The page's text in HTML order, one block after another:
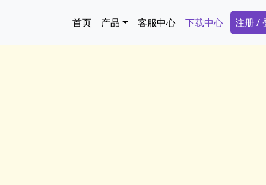
Main navigation
首页 产品 客服中心 下载中心 注册 /